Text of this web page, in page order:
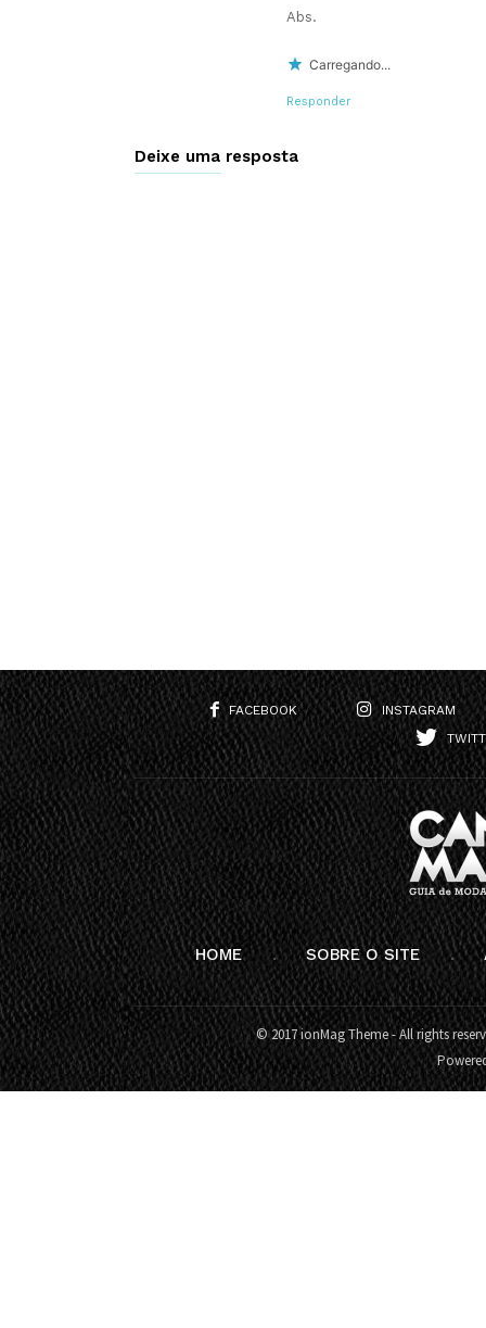
Abs.
Carregando...
Responder
Deixe uma resposta
FACEBOOK
INSTAGRAM
HOME SOBRE O SITE
© 2017 ionMag Theme - All rights